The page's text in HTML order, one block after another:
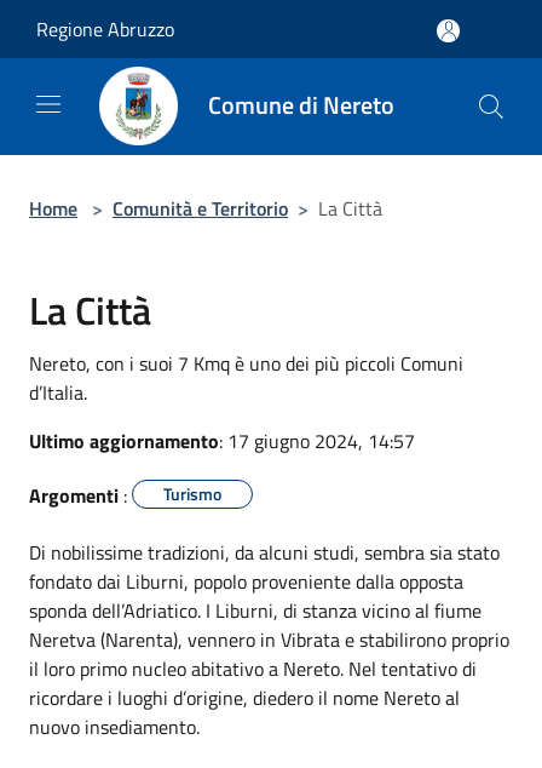
Regione Abruzzo
Comune di Nereto
Home > Comunità e Territorio > La Città
La Città
Nereto, con i suoi 7 Kmq è uno dei più piccoli Comuni
d’Italia.
Ultimo aggiornamento: 17 giugno 2024, 14:57
Argomenti : Turismo
Di nobilissime tradizioni, da alcuni studi, sembra sia stato
fondato dai Liburni, popolo proveniente dalla opposta
sponda dell’Adriatico. I Liburni, di stanza vicino al fiume
Neretva (Narenta), vennero in Vibrata e stabilirono proprio
il loro primo nucleo abitativo a Nereto. Nel tentativo di
ricordare i luoghi d’origine, diedero il nome Nereto al
nuovo insediamento.